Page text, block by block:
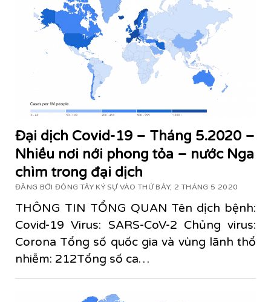
Đại dịch Covid-19 – Tháng 5.2020 –
Nhiều nơi nới phong tỏa – nước Nga
chìm trong đại dịch
ĐĂNG BỞI ĐÔNG TÂY KÝ SỰ VÀO THỨ BẢY, 2 THÁNG 5 2020
THÔNG TIN TỔNG QUAN Tên dịch bệnh:
Covid-19 Virus: SARS-CoV-2 Chủng virus:
Corona Tổng số quốc gia và vùng lãnh thổ
nhiễm: 212Tổng số ca…